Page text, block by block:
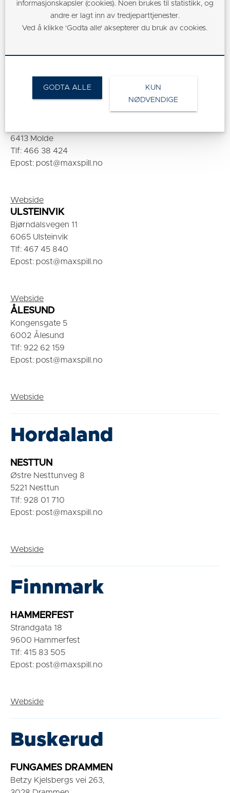
Epost: post@maxspill.no
Møre og Romsdal
6413 Molde
Tlf: 466 38 424
Epost: post@maxspill.no
Webside
ULSTEINVIK
Bjørndalsvegen 11
6065 Ulsteinvik
Tlf: 467 45 840
Epost: post@maxspill.no
Webside
ÅLESUND
Kongensgate 5
6002 Ålesund
Tlf: 922 62 159
Epost: post@maxspill.no
Webside
Hordaland
NESTTUN
Østre Nesttunveg 8
5221 Nesttun
Tlf: 928 01 710
Epost: post@maxspill.no
Webside
Finnmark
HAMMERFEST
Strandgata 18
9600 Hammerfest
Tlf: 415 83 505
Epost: post@maxspill.no
Webside
Buskerud
FUNGAMES DRAMMEN
Betzy Kjelsbergs vei 263,
informasjonskapsler (cookies). Noen brukes til statistikk, og
andre er lagt inn av tredjeparttjenester.
Ved å klikke 'Godta alle' aksepterer du bruk av cookies.
GODTA ALLE
KUN
NØDVENDIGE